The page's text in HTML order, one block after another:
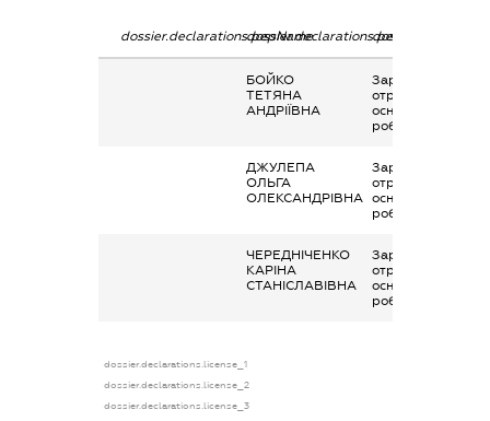
dossier.declarations.pepNamedossier.declarations.personName
БОЙКО
ТЕТЯНА
АНДРІЇВНА
Заробітна плата
отримана за
основним місцем
роботи
ДЖУЛЕПА
ОЛЬГА
ОЛЕКСАНДРІВНА
Заробітна плата
отримана за
основним місцем
роботи
ЧЕРЕДНІЧЕНКО
КАРІНА
СТАНІСЛАВІВНА
Заробітна плата
отримана за
основним місцем
роботи
dossier.declarations.license_1
dossier.declarations.license_2
dossier.declarations.license_3